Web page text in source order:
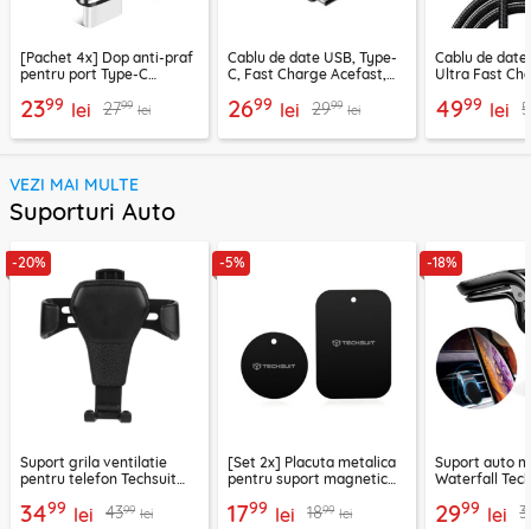
[Pachet 4x] Dop anti-praf
pentru port Type-C
2399 lei 2799 lei
Cablu de date USB, Type-
C, Fast Charge Acefast,
2699 lei 2999 lei
Cablu de date
Ultra Fast
4999 lei
VEZI MAI MULTE
Suporturi Auto
-20%
Suport grila ventilatie
pentru telefon Techsuit
3499 lei 4399 lei
-5%
[Set 2x] Placuta metalica
pentru suport magnetic
negru
1799 lei 1899 lei
-18%
Suport auto
Waterfall
2999 lei